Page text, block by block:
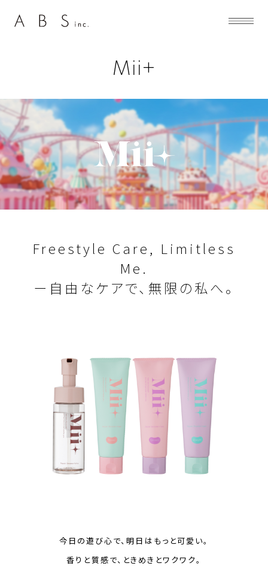
Mii+
Freestyle Care, Limitless
Me.
ー自由なケアで、無限の私へ。
今日の遊び心で、明日はもっと可愛い。
香りと質感で、ときめきとワクワク。